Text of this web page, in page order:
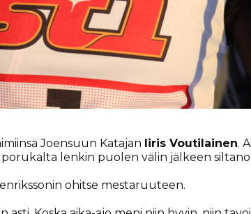
Joensuun Katajan Iiris Voutilainen.
lenkin puolen välin jälkeen
ohitse mestaruuteen.